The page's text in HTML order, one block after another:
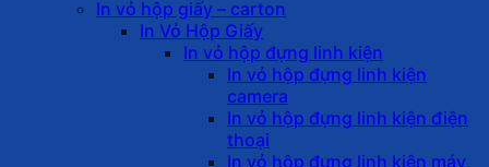
In vỏ hộp giấy – carton
In Vỏ Hộp Giấy
In vỏ hộp đựng linh kiện
In vỏ hộp đựng linh kiện
camera
In vỏ hộp đựng linh kiện điện
thoại
In vỏ hộp đựng linh kiện máy